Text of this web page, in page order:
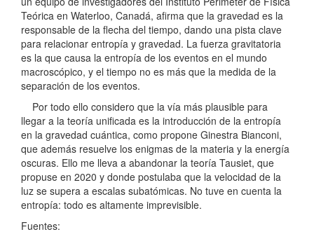
Teórica en Waterloo, Canadá, afirma que la gravedad es la
responsable de la flecha del tiempo, dando una pista clave
para relacionar entropía y gravedad. La fuerza gravitatoria
es la que causa la entropía de los eventos en el mundo
macroscópico, y el tiempo no es más que la medida de la
separación de los eventos.
Por todo ello considero que la vía más plausible para
llegar a la teoría unificada es la introducción de la entropía
en la gravedad cuántica, como propone Ginestra Bianconi,
que además resuelve los enigmas de la materia y la energía
oscuras. Ello me lleva a abandonar la teoría Tausiet, que
propuse en 2020 y donde postulaba que la velocidad de la
luz se supera a escalas subatómicas. No tuve en cuenta la
entropía: todo es altamente imprevisible.
Fuentes: